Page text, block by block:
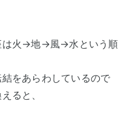
は火→地→風→水という順
をあらわしているので
ると、